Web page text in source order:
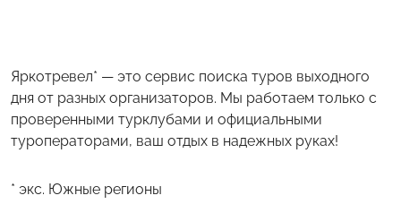
Яркотревел* — это сервис поиска туров выходного
дня от разных организаторов. Мы работаем только с
проверенными турклубами и официальными
туроператорами, ваш отдых в надежных руках!
* экс. Южные регионы